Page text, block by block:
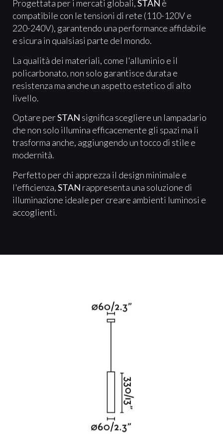
Progettata per i mercati globali,STAN è
compatibile con le tensioni di rete (110-120V e
220-240V), garantendo una performance affidabile
e sicura in qualsiasi parte del mondo.
La qualità dei materiali, come l'alluminio e il
policarbonato, non solo garantisce durata e
resistenza ma anche un aspetto estetico di alto
livello.
Optare perSTAN significa scegliere un lampadario
che non solo illumina efficacemente gli spazi ma li
trasforma anche, aggiungendo un tocco di stile e
modernità.
Perfetto per chi apprezza il design minimale e
l'efficienza,STAN rappresenta una soluzione di
illuminazione ideale per creare ambienti luminosi e
accoglienti.